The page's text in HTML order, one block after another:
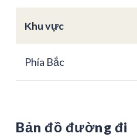
Khu vực
Phía Bắc
Bản đồ đường đi